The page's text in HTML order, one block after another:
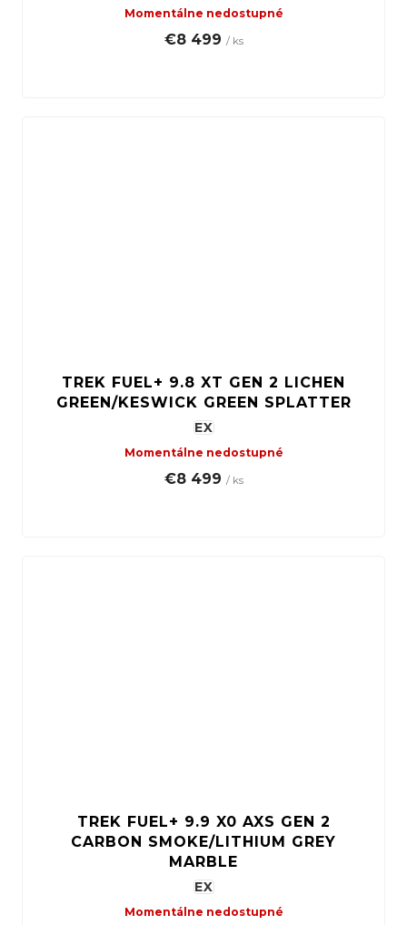
Momentálne nedostupné
€8 499 / ks
TREK FUEL+ 9.8 XT GEN 2 LICHEN
GREEN/KESWICK GREEN SPLATTER
EX
Momentálne nedostupné
€8 499 / ks
TREK FUEL+ 9.9 X0 AXS GEN 2
CARBON SMOKE/LITHIUM GREY
MARBLE
EX
Momentálne nedostupné